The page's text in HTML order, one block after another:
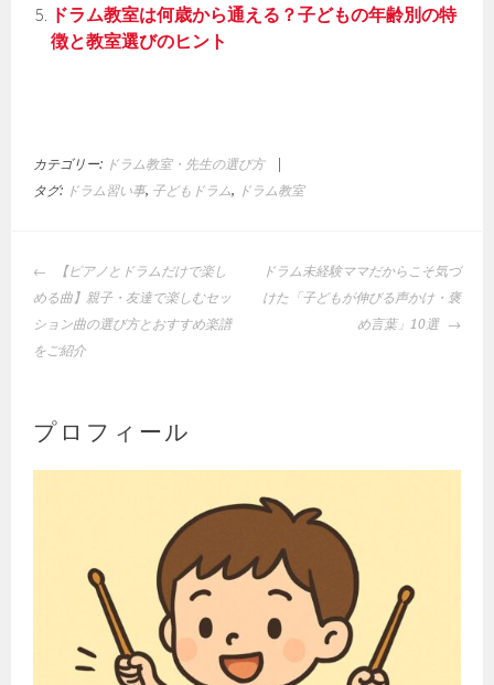
ドラム教室は何歳から通える？子どもの年齢別の特
徴と教室選びのヒント
カテゴリー: ドラム教室・先生の選び方
タグ: ドラム習い事, 子どもドラム, ドラム教室
投
稿
ナ
ビ
シ
ョ
ン
【ピアノとドラムだけで楽し
める曲】親子・友達で楽しむセッ
ション曲の選び方とおすすめ楽譜
をご紹介
ドラム未経験ママだからこそ気づ
けた「子どもが伸びる声かけ・褒
め言葉」10選
プロフィール